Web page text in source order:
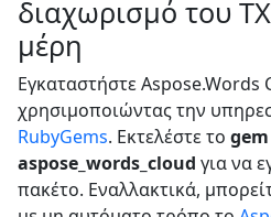
διαχωρισμό του
μέρη
Εγκαταστήστε Aspose.Words
χρησιμοποιώντας την
RubyGems. Εκτελέστε το
aspose_words_cloud για να
πακέτο. Εναλλακτικά,